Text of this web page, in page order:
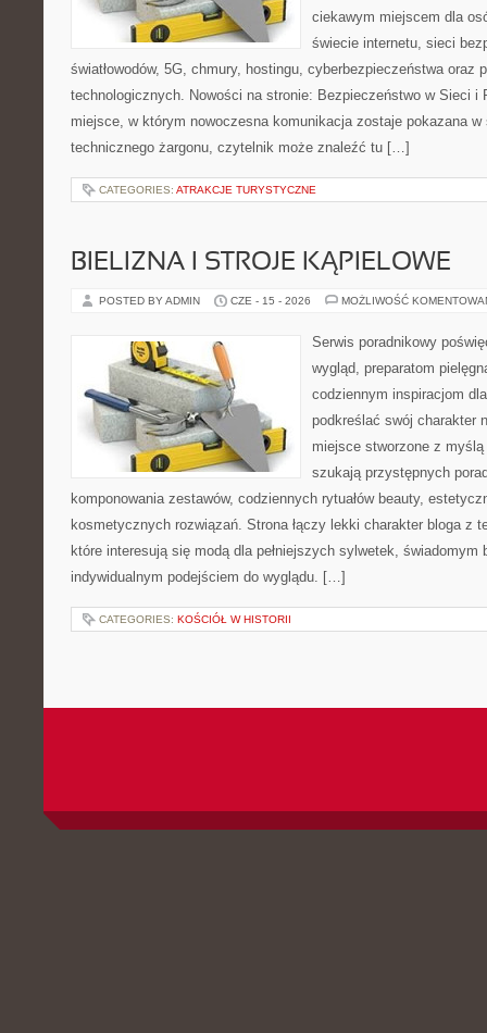
ciekawym miejscem dla
świecie internetu, sieci
światłowodów, 5G, chmury, hostingu, cyberbezpieczeństwa oraz
technologicznych. Nowości na stronie: Bezpieczeństwo w Sieci i
miejsce, w którym nowoczesna komunikacja zostaje pokazana
technicznego żargonu, czytelnik może znaleźć tu […]
CATEGORIES: ATRAKCJE TURYSTYCZNE
BIELIZNA I STROJE KĄPIELOWE
POSTED BY ADMIN CZE - 15 - 2026 MOŻLIWOŚĆ
Serwis poradnikowy
wygląd, preparatom
codziennym inspiracjom
podkreślać swój charakter
miejsce stworzone z
szukają przystępnych
komponowania zestawów, codziennych rytuałów beauty,
kosmetycznych rozwiązań. Strona łączy lekki charakter bloga z
które interesują się modą dla pełniejszych sylwetek, świadomym
indywidualnym podejściem do wyglądu. […]
CATEGORIES: KOŚCIÓŁ W HISTORII